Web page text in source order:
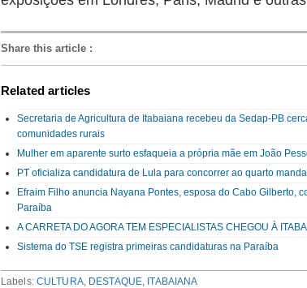
Share this article :
Related articles
Secretaria de Agricultura de Itabaiana recebeu da Sedap-PB
comunidades rurais
Mulher em aparente surto esfaqueia a própria mãe em João
PT oficializa candidatura de Lula para concorrer ao quarto
Efraim Filho anuncia Nayana Pontes, esposa do Cabo Gilberto,
Paraíba
A CARRETA DO AGORA TEM ESPECIALISTAS CHEGOU À
Sistema do TSE registra primeiras candidaturas na Paraíba
Labels: CULTURA, DESTAQUE ITABAIANA